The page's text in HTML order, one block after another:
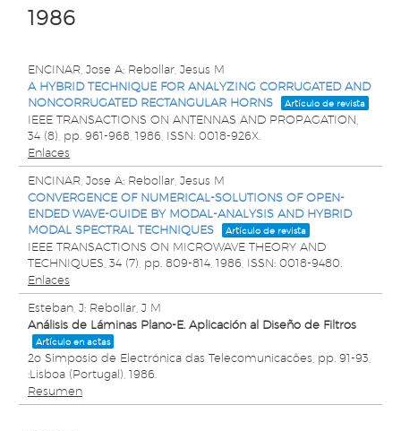
1986
ENCINAR, Jose A; Rebollar, Jesus M
A HYBRID TECHNIQUE FOR ANALYZING CORRUGATED AND
NONCORRUGATED RECTANGULAR HORNS
Artículo de revista
IEEE TRANSACTIONS ON ANTENNAS AND PROPAGATION,
34 (8), pp. 961-968, 1986 ISSN: 0018-926X
Enlaces
ENCINAR, Jose A; Rebollar, Jesus M
CONVERGENCE OF NUMERICAL-SOLUTIONS OF OPEN-
ENDED WAVE-GUIDE BY MODAL-ANALYSIS AND HYBRID
MODAL SPECTRAL TECHNIQUES
Artículo de revista
IEEE TRANSACTIONS ON MICROWAVE THEORY AND
TECHNIQUES, 34 (7), pp. 809-814, 1986 ISSN: 0018-9480
Enlaces
Esteban, J; Rebollar, J M
Análisis de Láminas Plano-E. Aplicación al Diseño de Filtros
Artículo en actas
2o Simposio de Electrónica das Telecomunicacôes, pp. 91-93,
:Lisboa (Portugal), 1986
Resumen